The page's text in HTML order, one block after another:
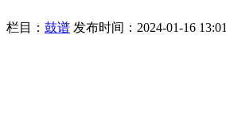
栏目： 鼓谱 发布时间：2024-01-16 13:01